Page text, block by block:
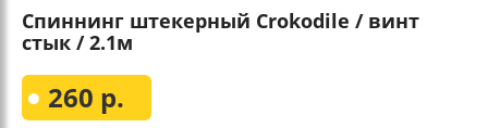
Спиннинг штекерный Crokodile / винт
стык / 2.1м
260 р.